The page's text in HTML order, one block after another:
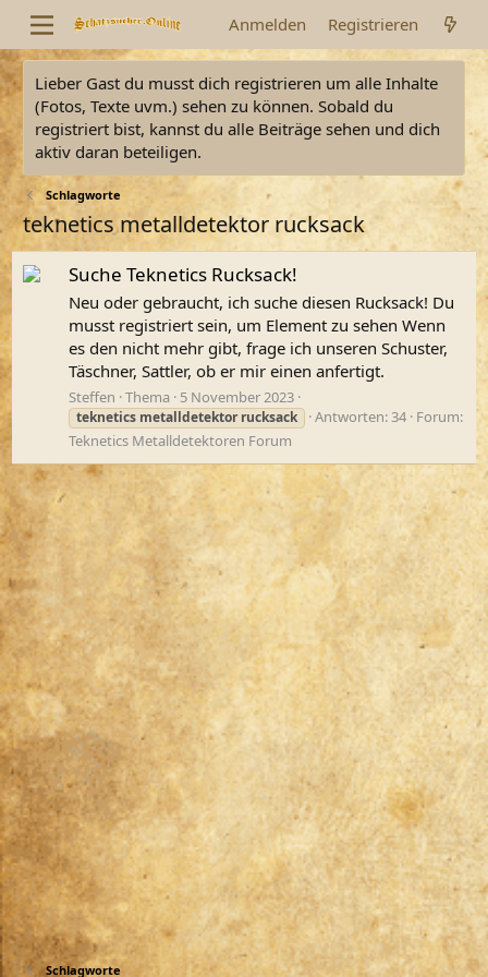
Anmelden Registrieren
Lieber Gast du musst dich registrieren um alle Inhalte
(Fotos, Texte uvm.) sehen zu können. Sobald du
registriert bist, kannst du alle Beiträge sehen und dich
aktiv daran beteiligen.
Schlagworte
teknetics metalldetektor rucksack
Suche Teknetics Rucksack!
Neu oder gebraucht, ich suche diesen Rucksack! Du
musst registriert sein, um Element zu sehen Wenn
es den nicht mehr gibt, frage ich unseren Schuster,
Täschner, Sattler, ob er mir einen anfertigt.
Steffen Thema 5 November 2023
teknetics metalldetektor rucksack Antworten: 34 Forum:
Teknetics Metalldetektoren Forum
Schlagworte